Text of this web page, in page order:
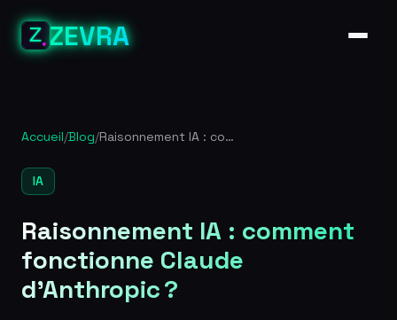
ZEVRA
Accueil/Blog/ Raisonnement IA : comment fonctionne Claude d’Anthropic ?
IA
Raisonnement IA : comment
fonctionne Claude
d’Anthropic ?